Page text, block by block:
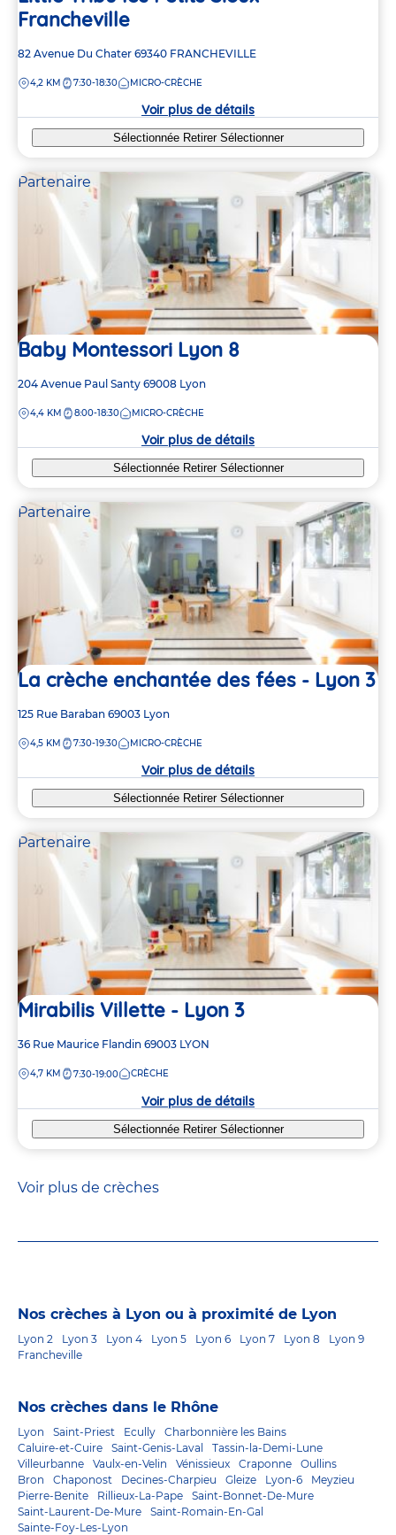
Francheville
Adresse
la
82 Avenue Du Chater 69340 FRANCHEVILLE
DISTANCE
4,2 KM 7:30-18:30 MICRO-CRÈCHE
Voir plus de détails
Sélectionnée Retirer Sélectionner
Partenaire
Baby Montessori Lyon 8
Adresse
la
204 Avenue Paul Santy 69008 Lyon
DISTANCE
4,4 KM 8:00-18:30 MICRO-CRÈCHE
Voir plus de détails
Sélectionnée Retirer Sélectionner
Partenaire
La crèche enchantée des fées - Lyon 3
Adresse
la
125 Rue Baraban 69003 Lyon
DISTANCE
4,5 KM 7:30-19:30 MICRO-CRÈCHE
Voir plus de détails
Sélectionnée Retirer Sélectionner
Partenaire
Mirabilis Villette - Lyon 3
Adresse
la
36 Rue Maurice Flandin 69003 LYON
DISTANCE
4,7 KM 7:30-19:00 CRÈCHE
Voir plus de détails
Sélectionnée Retirer Sélectionner
Voir plus de crèches
Nos crèches à Lyon ou à proximité de Lyon
Lyon 2 Lyon 3 Lyon 4 Lyon 5 Lyon 6 Lyon 7 Lyon 8
Lyon 9
Francheville
Nos crèches dans le Rhône
Lyon Saint-Priest Ecully
Charbonnière les Bains
Caluire-et-Cuire
Saint-Genis-Laval
Tassin-la-Demi-Lune
Villeurbanne
Vaulx-en-Velin Vénissieux Craponne
Oullins
Bron
Chaponost Decines-Charpieu Gleize Lyon-6
Meyzieu
Pierre-Benite
Rillieux-La-Pape
Saint-Bonnet-De-Mure
Saint-Laurent-De-Mure
Saint-Romain-En-Gal
Sainte-Foy-Les-Lyon